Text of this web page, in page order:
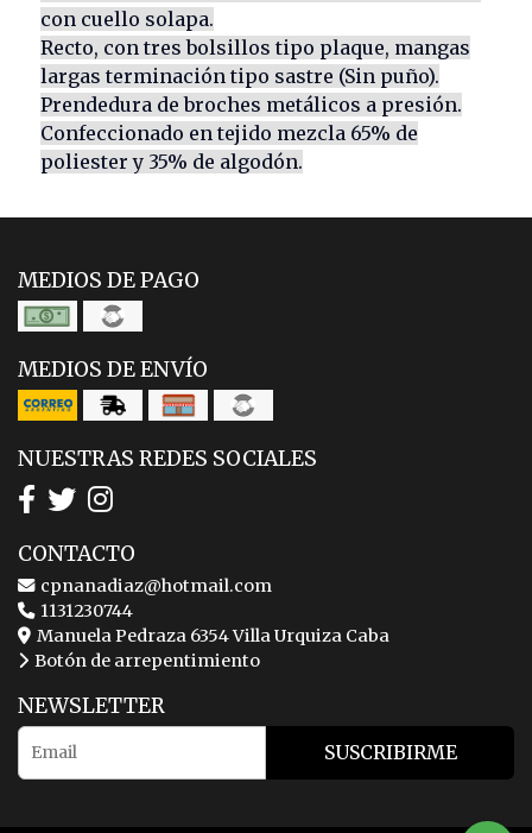
con cuello solapa.
Recto, con tres bolsillos tipo plaque, mangas
largas terminación tipo sastre (Sin puño).
Prendedura de broches metálicos a presión.
Confeccionado en tejido mezcla 65% de
poliester y 35% de algodón.
MEDIOS DE PAGO
MEDIOS DE ENVÍO
NUESTRAS REDES SOCIALES
CONTACTO
cpnanadiaz@hotmail.com
1131230744
Manuela Pedraza 6354 Villa Urquiza Caba
Botón de arrepentimiento
NEWSLETTER
SUSCRIBIRME